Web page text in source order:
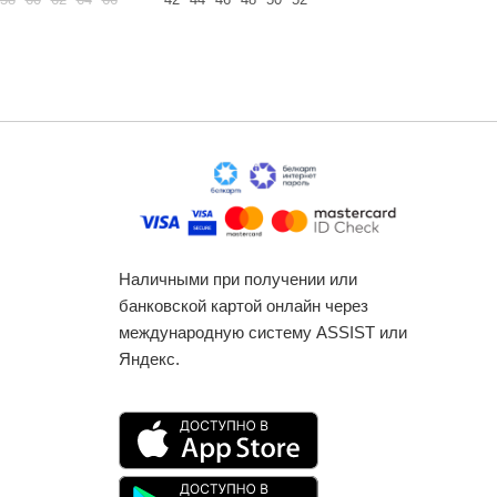
Наличными при получении или
банковской картой онлайн через
международную систему ASSIST или
Яндекс.